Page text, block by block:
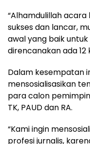
“Alhamdulillah
sukses dan lancar,
awal yang baik
direncanakan ada 12
Dalam kesempatan
mensosialisasikan
para calon
TK, PAUD dan RA.
“Kami ingin
profesi jurnalis,